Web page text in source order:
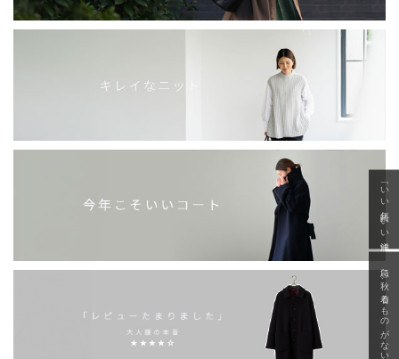
「いい年齢 いい洋服」
急に秋、着るものがない